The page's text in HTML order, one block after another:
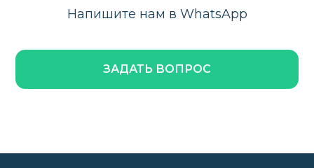
Напишите нам в WhatsApp
ЗАДАТЬ ВОПРОС